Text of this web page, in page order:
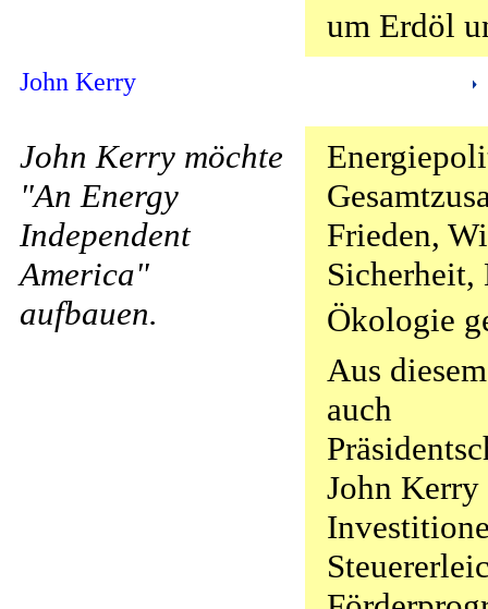
um Erdöl
John Kerry
John Kerry möchte
"An Energy
Independent
America"
aufbauen.
Frieden,
Ökologie
Aus
auch
John